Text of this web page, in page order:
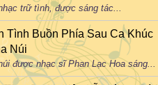
trữ tình, được sáng tác...
Tình Buồn Phía Sau Ca Khúc
Núi
được nhạc sĩ Phan Lạc Hoa sáng...